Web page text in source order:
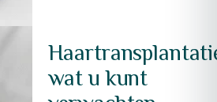
wat u kunt